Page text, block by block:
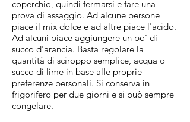
coperchio, quindi fermarsi e fare una
prova di assaggio. Ad alcune persone
piace il mix dolce e ad altre piace l'acido.
Ad alcuni piace aggiungere un po' di
succo d'arancia. Basta regolare la
quantità di sciroppo semplice, acqua o
succo di lime in base alle proprie
preferenze personali. Si conserva in
frigorifero per due giorni e si può sempre
congelare.